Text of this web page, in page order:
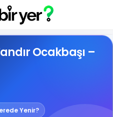
Ocakbaşı –
Yenir?